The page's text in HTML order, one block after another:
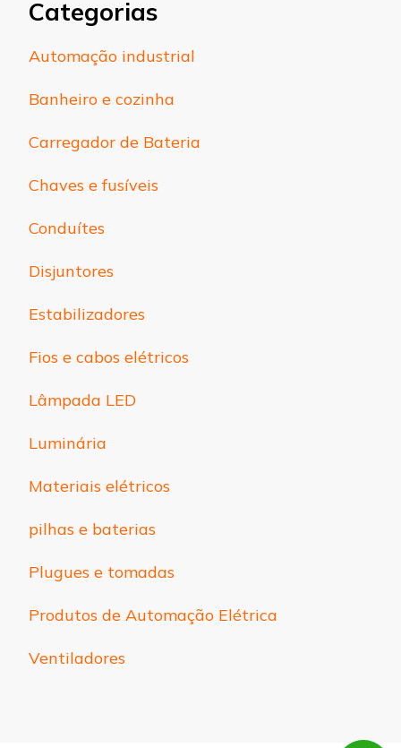
Categorias
Automação industrial
Banheiro e cozinha
Carregador de Bateria
Chaves e fusíveis
Conduítes
Disjuntores
Estabilizadores
Fios e cabos elétricos
Lâmpada LED
Luminária
Materiais elétricos
pilhas e baterias
Plugues e tomadas
Produtos de Automação Elétrica
Ventiladores